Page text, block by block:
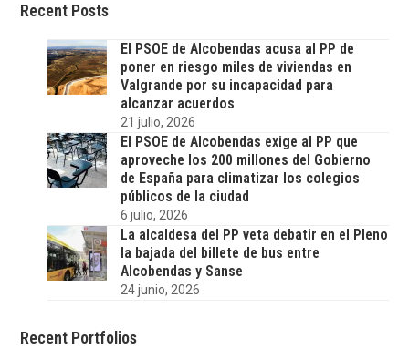
Recent Posts
El PSOE de Alcobendas acusa al PP de
poner en riesgo miles de viviendas en
Valgrande por su incapacidad para
alcanzar acuerdos
21 julio, 2026
El PSOE de Alcobendas exige al PP que
aproveche los 200 millones del Gobierno
de España para climatizar los colegios
públicos de la ciudad
6 julio, 2026
La alcaldesa del PP veta debatir en el Pleno
la bajada del billete de bus entre
Alcobendas y Sanse
24 junio, 2026
Recent Portfolios